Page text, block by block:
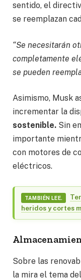
sentido, el
se reemplazan
“Se necesitarán
completamente
se pueden
Asimismo, Musk
incrementar la
sostenible. Sin
importante
con motores de
eléctricos.
TAMBIÉN LEE.
heridos y cortes
Sobre las
la mira el tema del